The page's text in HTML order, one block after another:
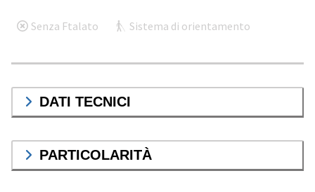
Senza Ftalato Sistema di orientamento
DATI TECNICI
PARTICOLARITÀ